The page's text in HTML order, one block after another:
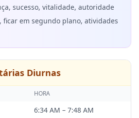
sucesso, vitalidade, autoridade
ficar em segundo plano, atividades
Diurnas
HORA
6:34 AM – 7:48 AM